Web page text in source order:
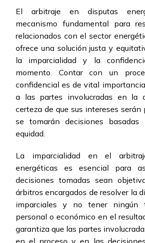
El arbitraje en disputas
mecanismo fundamental para
relacionados con el sector
ofrece una solución justa y
la imparcialidad y la
momento. Contar con un
confidencial es de vital
a las partes involucradas en la
certeza de que sus intereses serán
se tomarán decisiones
equidad.
La imparcialidad en el
energéticas es esencial para
decisiones tomadas sean
árbitros encargados de resolver la
imparciales y no tener ningún
personal o económico en el
garantiza que las partes